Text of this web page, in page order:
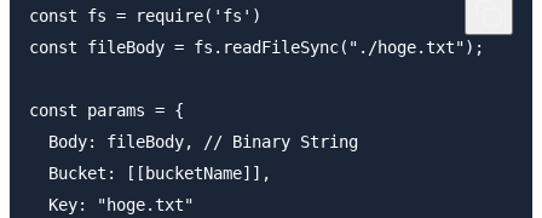
const fs = require('fs')
const fileBody = fs.readFileSync("./hoge.txt");
const params = {
  Body: fileBody, // Binary String
  Bucket: [[bucketName]],
  Key: "hoge.txt"